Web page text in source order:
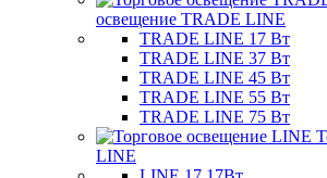
освещение TRADE LINE
TRADE LINE 17 Вт
TRADE LINE 37 Вт
TRADE LINE 45 Вт
TRADE LINE 55 Вт
TRADE LINE 75 Вт
LINE